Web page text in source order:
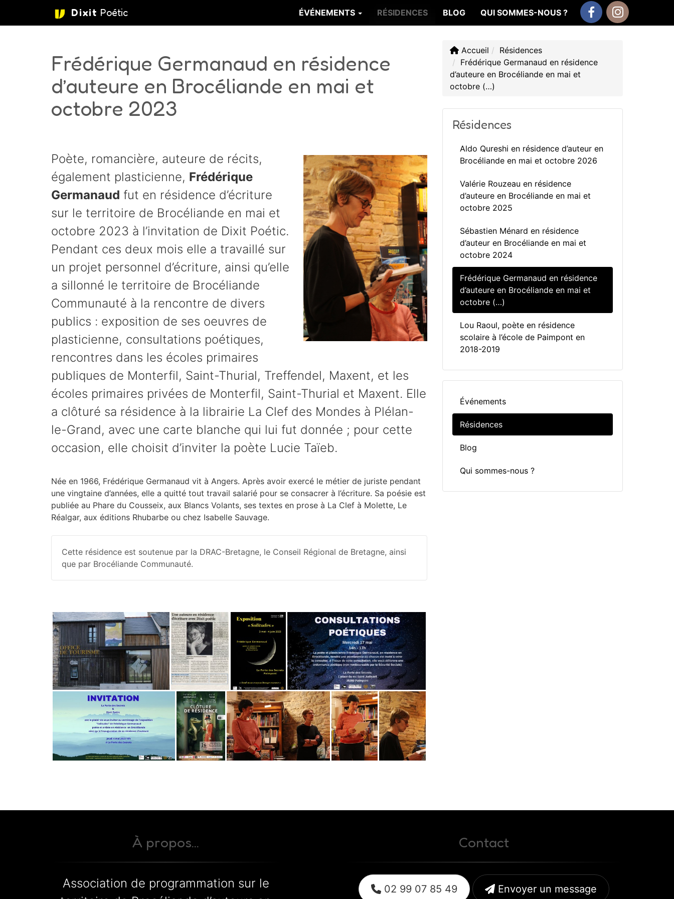
Dixit Poétic ÉVÉNEMENTS RÉSIDENCES BLOG
QUI SOMMES-NOUS ?
Frédérique Germanaud en résidence
d’auteure en Brocéliande en mai et
octobre 2023
Poète, romancière, auteure de récits,
également plasticienne, Frédérique
Germanaud fut en résidence d’écriture
sur le territoire de Brocéliande en mai et
octobre 2023 à l’invitation de Dixit Poétic.
Pendant ces deux mois elle a travaillé sur
un projet personnel d’écriture, ainsi qu’elle
a sillonné le territoire de Brocéliande
Communauté à la rencontre de divers
publics : exposition de ses oeuvres de
plasticienne, consultations poétiques,
rencontres dans les écoles primaires
publiques de Monterfil, Saint-Thurial, Treffendel, Maxent, et les
écoles primaires privées de Monterfil, Saint-Thurial et Maxent. Elle
a clôturé sa résidence à la librairie La Clef des Mondes à Plélan-
le-Grand, avec une carte blanche qui lui fut donnée ; pour cette
occasion, elle choisit d’inviter la poète Lucie Taïeb.
Née en 1966, Frédérique Germanaud vit à Angers. Après avoir exercé le métier de juriste pendant
une vingtaine d’années, elle a quitté tout travail salarié pour se consacrer à l’écriture. Sa poésie est
publiée au Phare du Cousseix, aux Blancs Volants, ses textes en prose à La Clef à Molette, Le
Réalgar, aux éditions Rhubarbe ou chez Isabelle Sauvage.
Cette résidence est soutenue par la DRAC-Bretagne, le Conseil Régional de Bretagne, ainsi
que par Brocéliande Communauté.
Photos
Accueil
Résidences
Frédérique Germanaud en résidence
d’auteure en Brocéliande en mai et
octobre (…)
Résidences
Aldo Qureshi en résidence d’auteur en
Brocéliande en mai et octobre 2026
Valérie Rouzeau en résidence
d’auteure en Brocéliande en mai et
octobre 2025
Sébastien Ménard en résidence
d’auteur en Brocéliande en mai et
octobre 2024
Frédérique Germanaud en résidence
d’auteure en Brocéliande en mai et
octobre (…)
Lou Raoul, poète en résidence
scolaire à l’école de Paimpont en
2018-2019
Événements
Résidences
Blog
Qui sommes-nous ?
À propos...
Association de programmation sur le
Contact
02 99 07 85 49 Envoyer un message